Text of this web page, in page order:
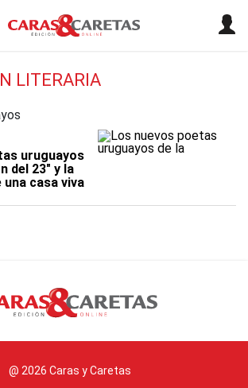
LITERARIA
uruguayos
del 23" y la
casa viva
@ 2026 Caras y Caretas